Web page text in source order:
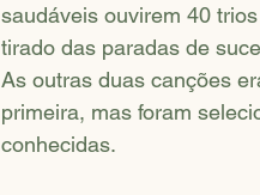
saudáveis ouvirem 40
tirado das paradas de
As outras duas canções
primeira, mas foram
conhecidas.